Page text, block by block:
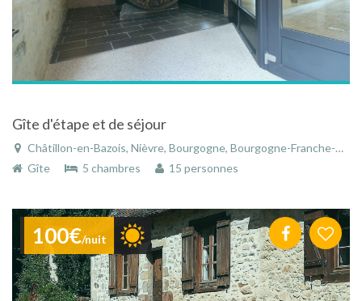
Gîte d'étape et de séjour
Châtillon-en-Bazois, Nièvre, Bourgogne, Bourgogne-Franche-Comté, France
Gîte
5 chambres 15 personnes
100€/nuit